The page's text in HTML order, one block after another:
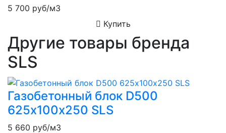
5 700 руб/м3
Купить
Другие товары бренда
SLS
Газобетонный блок D500
625х100х250 SLS
5 660 руб/м3